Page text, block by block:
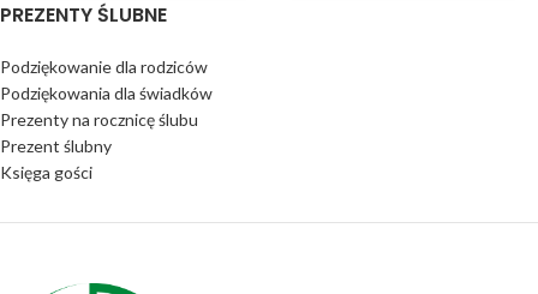
PREZENTY ŚLUBNE
Podziękowanie dla rodziców
Podziękowania dla świadków
Prezenty na rocznicę ślubu
Prezent ślubny
Księga gości